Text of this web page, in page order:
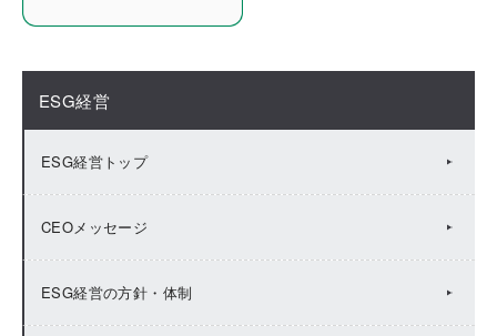
ESG経営
ESG経営トップ
CEOメッセージ
ESG経営の方針・体制